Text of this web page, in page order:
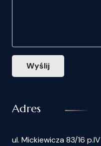
Wyślij
Adres
ul. Mickiewicza 83/16 p.IV